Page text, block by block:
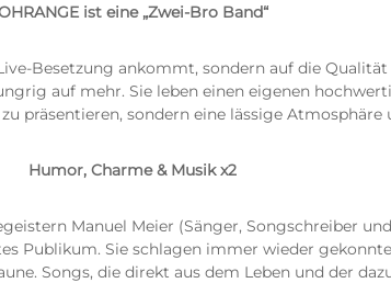
ist eine „Zwei-Bro Band“
Besetzung ankommt, sondern auf die Qualität
auf mehr. Sie leben einen eigenen
präsentieren, sondern eine lässige
Humor, Charme & Musik x2
Manuel Meier (Sänger, Songschreiber
Publikum. Sie schlagen immer wieder
Songs, die direkt aus dem Leben und der